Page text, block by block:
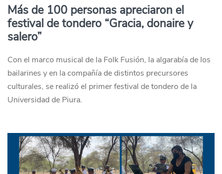
Más de 100 personas apreciaron el
festival de tondero “Gracia, donaire y
salero”
Con el marco musical de la Folk Fusión, la algarabía de los
bailarines y en la compañía de distintos precursores
culturales, se realizó el primer festival de tondero de la
Universidad de Piura.